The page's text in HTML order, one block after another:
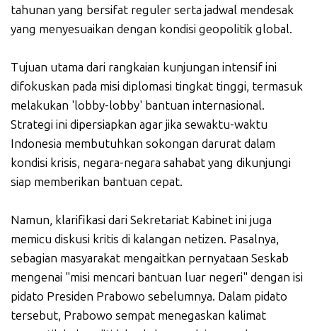
tahunan yang bersifat reguler serta jadwal mendesak
yang menyesuaikan dengan kondisi geopolitik global.
Tujuan utama dari rangkaian kunjungan intensif ini
difokuskan pada misi diplomasi tingkat tinggi, termasuk
melakukan 'lobby-lobby' bantuan internasional.
Strategi ini dipersiapkan agar jika sewaktu-waktu
Indonesia membutuhkan sokongan darurat dalam
kondisi krisis, negara-negara sahabat yang dikunjungi
siap memberikan bantuan cepat.
Namun, klarifikasi dari Sekretariat Kabinet ini juga
memicu diskusi kritis di kalangan netizen. Pasalnya,
sebagian masyarakat mengaitkan pernyataan Seskab
mengenai "misi mencari bantuan luar negeri" dengan isi
pidato Presiden Prabowo sebelumnya. Dalam pidato
tersebut, Prabowo sempat menegaskan kalimat